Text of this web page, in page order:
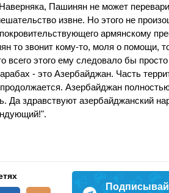
Пашинян не может
извне. Но этого не
армянскому
то звонит кому-то, моля о помощи,
всего этого ему следовало бы
- это Азербайджан. Часть
Азербайджан
Да здравствуют азербайджанский